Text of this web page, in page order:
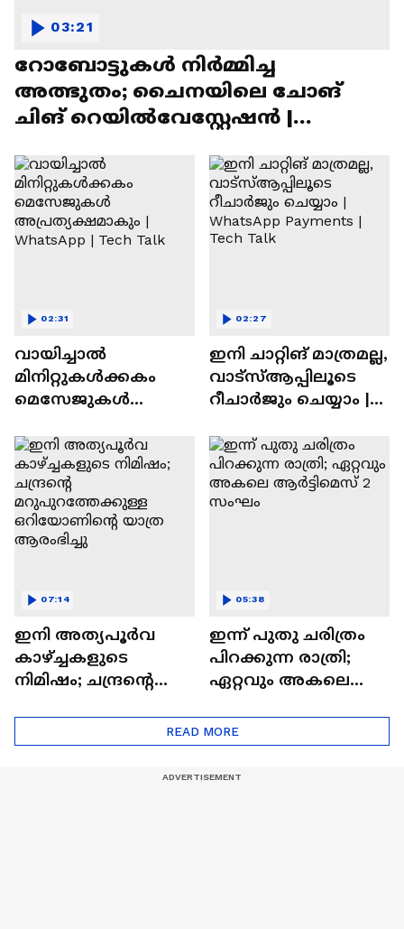
റോബോട്ടുകൾ നിർമ്മിച്ച
അത്ഭുതം; ചൈനയിലെ ചോങ്
ചിങ് റെയിൽവേസ്റ്റേഷൻ |
03:21
വായിച്ചാൽ
മിനിറ്റുകൾക്കകം
മെസേജുകള്‍
WhatsApp | Tech Talk
02:31
ഇനി ചാറ്റിങ് മാത്രമല്ല,
വാട്‌സ്‌ആപ്പിലൂടെ
റീചാർജും ചെയ്യാം |
Tech Talk
02:27
ഇനി അത്യപൂര്‍വ
കാഴ്ച്ചകളുടെ
നിമിഷം; ചന്ദ്രന്റെ
ഒറിയോണിന്റെ യാത്ര
ആരംഭിച്ചു
07:14
ഇന്ന് പുതു ചരിത്രം
പിറക്കുന്ന രാത്രി;
ഏറ്റവും അകലെ
05:38
READ MORE